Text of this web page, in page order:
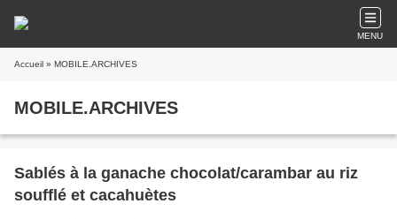
MENU
Accueil » MOBILE.ARCHIVES
MOBILE.ARCHIVES
Sablés à la ganache chocolat/carambar au riz
soufflé et cacahuètes